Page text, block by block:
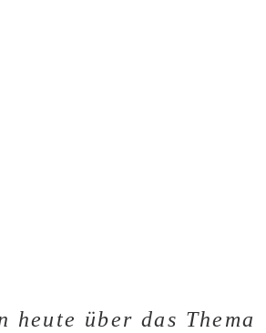
heute über das Thema